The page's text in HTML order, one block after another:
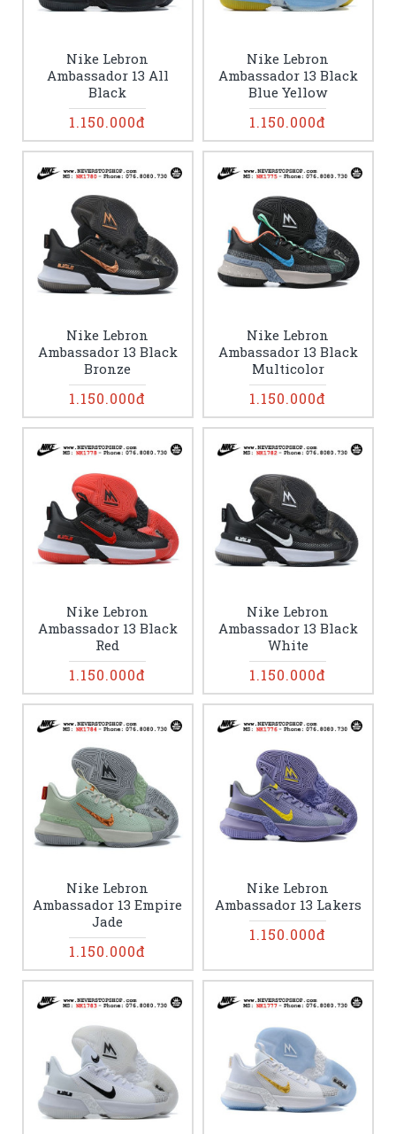
Nike Lebron
Ambassador 13 All
Black
1.150.000đ
Nike Lebron
Ambassador 13 Black
Blue Yellow
1.150.000đ
Nike Lebron
Ambassador 13 Black
Bronze
1.150.000đ
Nike Lebron
Ambassador 13 Black
Multicolor
1.150.000đ
Nike Lebron
Ambassador 13 Black
Red
1.150.000đ
Nike Lebron
Ambassador 13 Black
White
1.150.000đ
Nike Lebron
Ambassador 13 Empire
Jade
1.150.000đ
Nike Lebron
Ambassador 13 Lakers
1.150.000đ